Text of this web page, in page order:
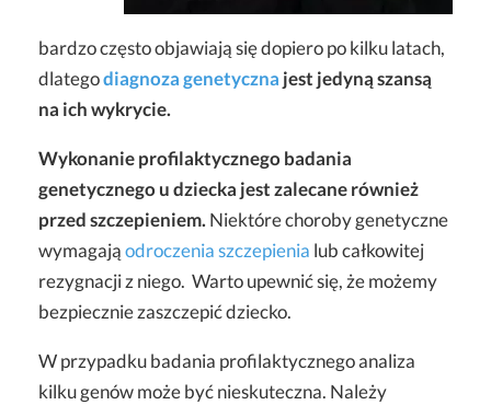
bardzo często objawiają się dopiero po kilku latach,
dlategodiagnoza genetyczna jest jedyną szansą
na ich wykrycie.
Wykonanie profilaktycznego badania
genetycznego u dziecka jest zalecane również
przed szczepieniem. Niektóre choroby genetyczne
wymagająodroczenia szczepienia lub całkowitej
rezygnacji z niego. Warto upewnić się, że możemy
bezpiecznie zaszczepić dziecko.
W przypadku badania profilaktycznego analiza
kilku genów może być nieskuteczna. Należy